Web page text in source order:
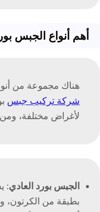
أهم أنواع الجبس
هناك مجموعة من
شركة تركيب جبس
لأغراض مختلفة، ومن
الجبس بورد العادي:
بطبقة من الكرتون،